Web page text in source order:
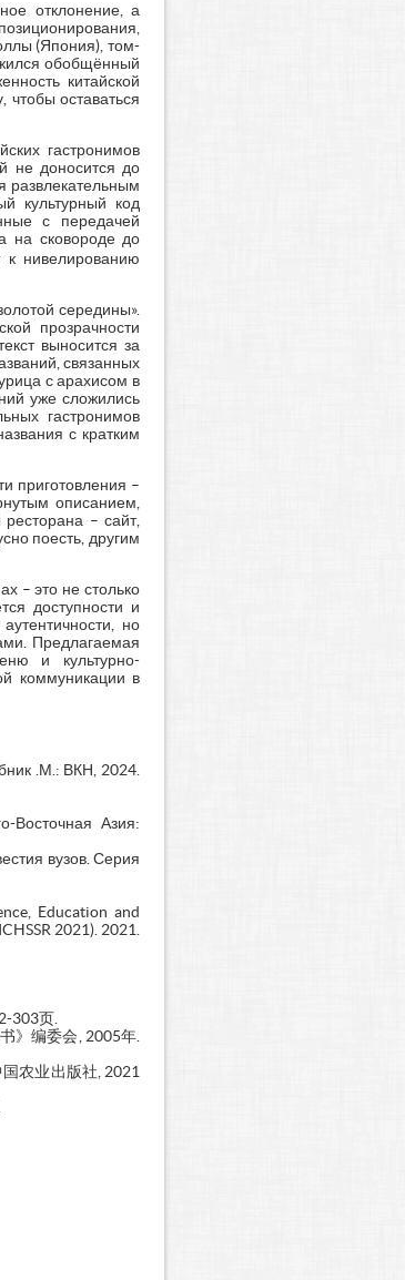
отклонение, а
(Япония), том-
обобщённый
китайской
чтобы оставаться
гастронимов
не доносится до
развлекательным
культурный код
с передачей
на сковороде до
к нивелированию
середины».
прозрачности
выносится за
связанных
с арахисом в
уже сложились
гастронимов
с кратким
приготовления –
описанием,
– сайт,
поесть, другим
– это не столько
доступности и
но
Предлагаемая
и культурно-
коммуникации в
.М.: ВКН, 2024.
Восточная Азия:
вузов. Серия
Education and
2021). 2021.
303页.
》编委会, 2005年.
农业出版社, 2021